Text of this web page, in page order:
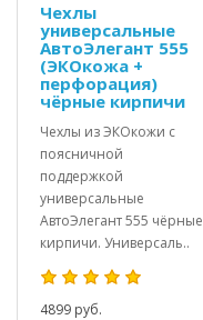
Чехлы
универсальные
АвтоЭлегант 555
(ЭКОкожа +
перфорация)
чёрные кирпичи
Чехлы из ЭКОкожи с
поясничной
поддержкой
универсальные
АвтоЭлегант 555 чёрные
кирпичи. Универсаль..
4899 руб.